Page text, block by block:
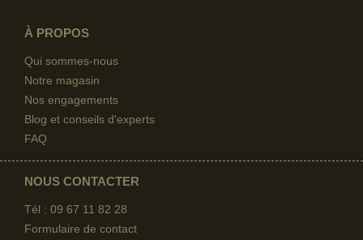
À PROPOS
Qui sommes-nous
Notre magasin
Nos engagements
Blog et conseils d'experts
FAQ
NOUS CONTACTER
Tél : 09 67 11 82 28
Formulaire de contact